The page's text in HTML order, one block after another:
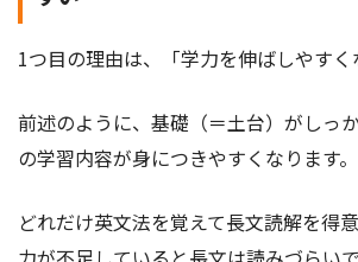
1つ目の理由は、「学力を伸ばしやすく
前述のように、基礎（＝土台）がしっ
の学習内容が身につきやすくなります。
どれだけ英文法を覚えて長文読解を得